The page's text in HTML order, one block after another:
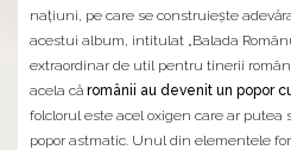
naţiuni, pe care se construieşte
acestui album, intitulat „Balada
extraordinar de util pentru tinerii
acela că românii au devenit un popor
folclorul este acel oxigen care ar putea
popor astmatic. Unul din elementele